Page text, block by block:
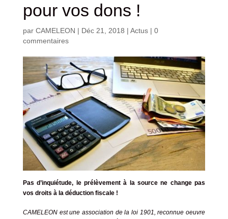
pour vos dons !
par CAMELEON | Déc 21, 2018 | Actus| 0
commentaires
Pas d’inquiétude, le prélèvement à la source ne change pas
vos droits à la déduction fiscale !
CAMELEON est une association de la loi 1901, reconnue oeuvre